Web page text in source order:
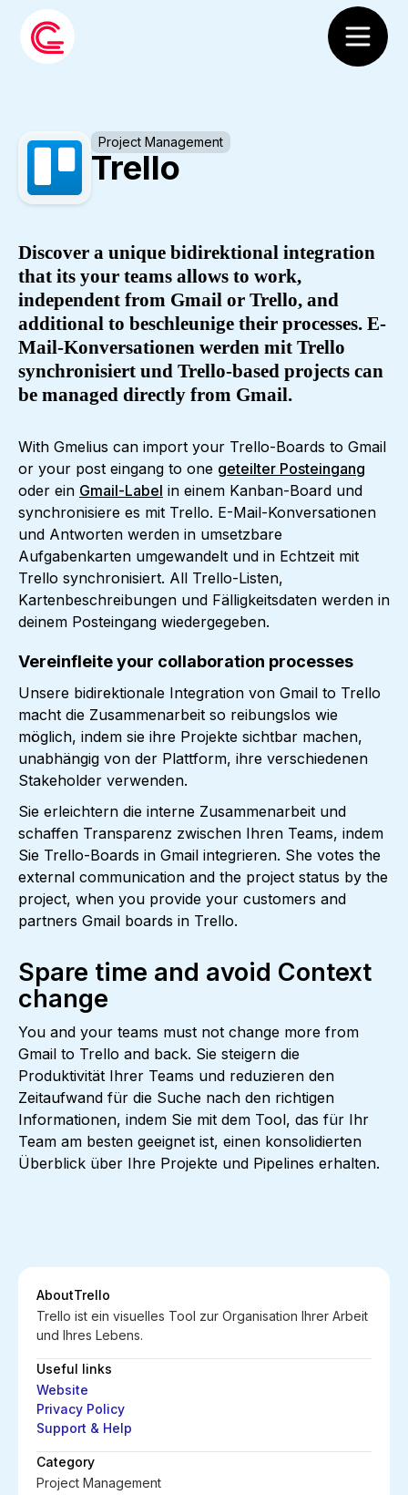
Project Management
Trello
Discover a unique bidirektional integration
that its your teams allows to work,
independent from Gmail or Trello, and
additional to beschleunige their processes. E-
Mail-Konversationen werden mit Trello
synchronisiert und Trello-based projects can
be managed directly from Gmail.
With Gmelius can import your Trello-Boards to Gmail
or your post eingang to one geteilter Posteingang
oder ein Gmail-Label in einem Kanban-Board und
synchronisiere es mit Trello. E-Mail-Konversationen
und Antworten werden in umsetzbare
Aufgabenkarten umgewandelt und in Echtzeit mit
Trello synchronisiert. All Trello-Listen,
Kartenbeschreibungen und Fälligkeitsdaten werden in
deinem Posteingang wiedergegeben.
Vereinfleite your collaboration processes
Unsere bidirektionale Integration von Gmail to Trello
macht die Zusammenarbeit so reibungslos wie
möglich, indem sie ihre Projekte sichtbar machen,
unabhängig von der Plattform, ihre verschiedenen
Stakeholder verwenden.
Sie erleichtern die interne Zusammenarbeit und
schaffen Transparenz zwischen Ihren Teams, indem
Sie Trello-Boards in Gmail integrieren. She votes the
external communication and the project status by the
project, when you provide your customers and
partners Gmail boards in Trello.
Spare time and avoid Context
change
You and your teams must not change more from
Gmail to Trello and back. Sie steigern die
Produktivität Ihrer Teams und reduzieren den
Zeitaufwand für die Suche nach den richtigen
Informationen, indem Sie mit dem Tool, das für Ihr
Team am besten geeignet ist, einen konsolidierten
Überblick über Ihre Projekte und Pipelines erhalten.
AboutTrello
Trello ist ein visuelles Tool zur Organisation Ihrer Arbeit
und Ihres Lebens.
Useful links
Website
Privacy Policy
Support & Help
Category
Project Management